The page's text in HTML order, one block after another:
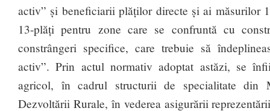
activ” și beneficiarii plăților directe și ai măsurilor
13-plăți pentru zone care se confruntă cu
constrângeri specifice, care trebuie să
activ”. Prin actul normativ adoptat astăzi, se
agricol, în cadrul structurii de specialitate din
Dezvoltării Rurale, în vederea asigurării